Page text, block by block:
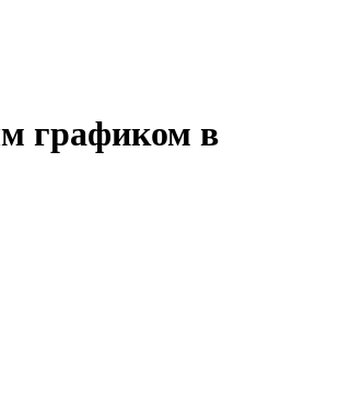
графиком в